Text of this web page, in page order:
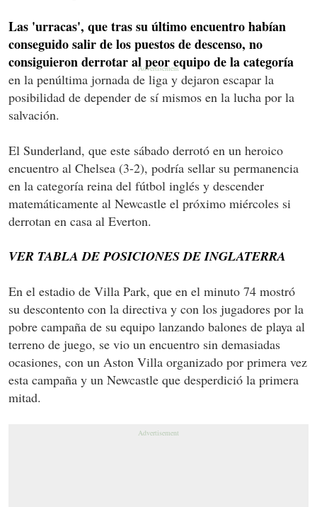
Las 'urracas', que tras su último encuentro habían
conseguido salir de los puestos de descenso, no
consiguieron derrotar al peor equipo de la categoría
en la penúltima jornada de liga y dejaron escapar la
posibilidad de depender de sí mismos en la lucha por la
salvación.
El Sunderland, que este sábado derrotó en un heroico
encuentro al Chelsea (3-2), podría sellar su permanencia
en la categoría reina del fútbol inglés y descender
matemáticamente al Newcastle el próximo miércoles si
derrotan en casa al Everton.
VER TABLA DE POSICIONES DE INGLATERRA
En el estadio de Villa Park, que en el minuto 74 mostró
su descontento con la directiva y con los jugadores por la
pobre campaña de su equipo lanzando balones de playa al
terreno de juego, se vio un encuentro sin demasiadas
ocasiones, con un Aston Villa organizado por primera vez
esta campaña y un Newcastle que desperdició la primera
mitad.